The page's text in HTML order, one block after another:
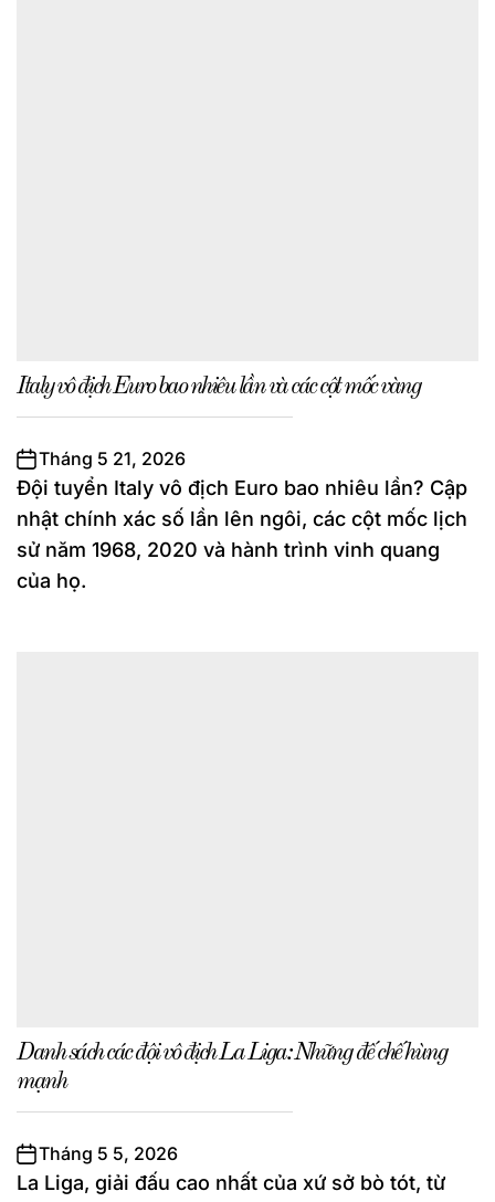
Italy vô địch Euro bao nhiêu lần và các cột mốc vàng
Tháng 5 21, 2026
Đội tuyển Italy vô địch Euro bao nhiêu lần? Cập
nhật chính xác số lần lên ngôi, các cột mốc lịch
sử năm 1968, 2020 và hành trình vinh quang
của họ.
Danh sách các đội vô địch La Liga: Những đế chế hùng
mạnh
Tháng 5 5, 2026
La Liga, giải đấu cao nhất của xứ sở bò tót, từ